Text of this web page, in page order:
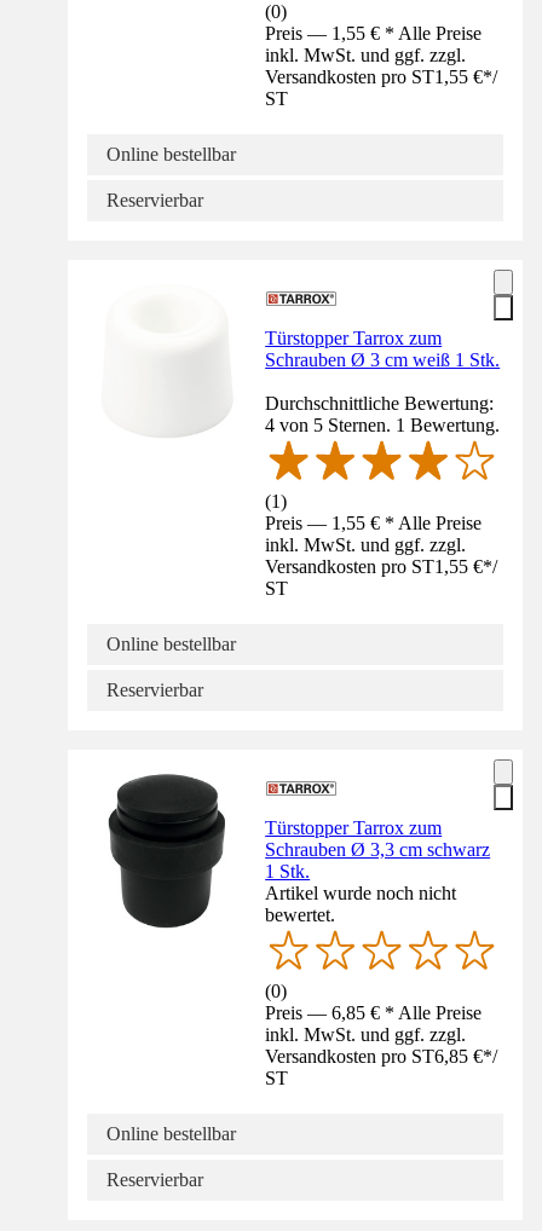
(0)
Preis — 1,55 € * Alle Preise
inkl. MwSt. und ggf. zzgl.
Versandkosten pro ST1,55 €*/
ST
Online bestellbar
Reservierbar
Türstopper Tarrox zum
Schrauben Ø 3 cm weiß 1 Stk.
Durchschnittliche Bewertung:
4 von 5 Sternen. 1 Bewertung.
(1)
Preis — 1,55 € * Alle Preise
inkl. MwSt. und ggf. zzgl.
Versandkosten pro ST1,55 €*/
ST
Online bestellbar
Reservierbar
Türstopper Tarrox zum
Schrauben Ø 3,3 cm schwarz
1 Stk.
Artikel wurde noch nicht
bewertet.
(0)
Preis — 6,85 € * Alle Preise
inkl. MwSt. und ggf. zzgl.
Versandkosten pro ST6,85 €*/
ST
Online bestellbar
Reservierbar